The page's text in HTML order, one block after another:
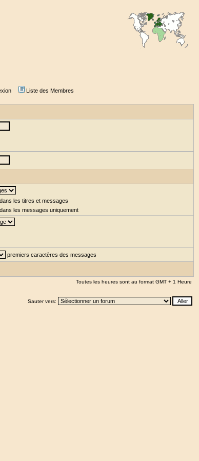
Liste des Membres
les titres et messages
les messages uniquement
premiers caractères des messages
Toutes les heures sont au format GMT + 1 Heure
Sauter vers: